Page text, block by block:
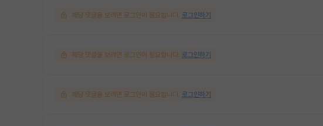
해당 댓글을 보려면 로그인이 필요합니다. 로그인하기
해당 댓글을 보려면 로그인이 필요합니다. 로그인하기
해당 댓글을 보려면 로그인이 필요합니다. 로그인하기